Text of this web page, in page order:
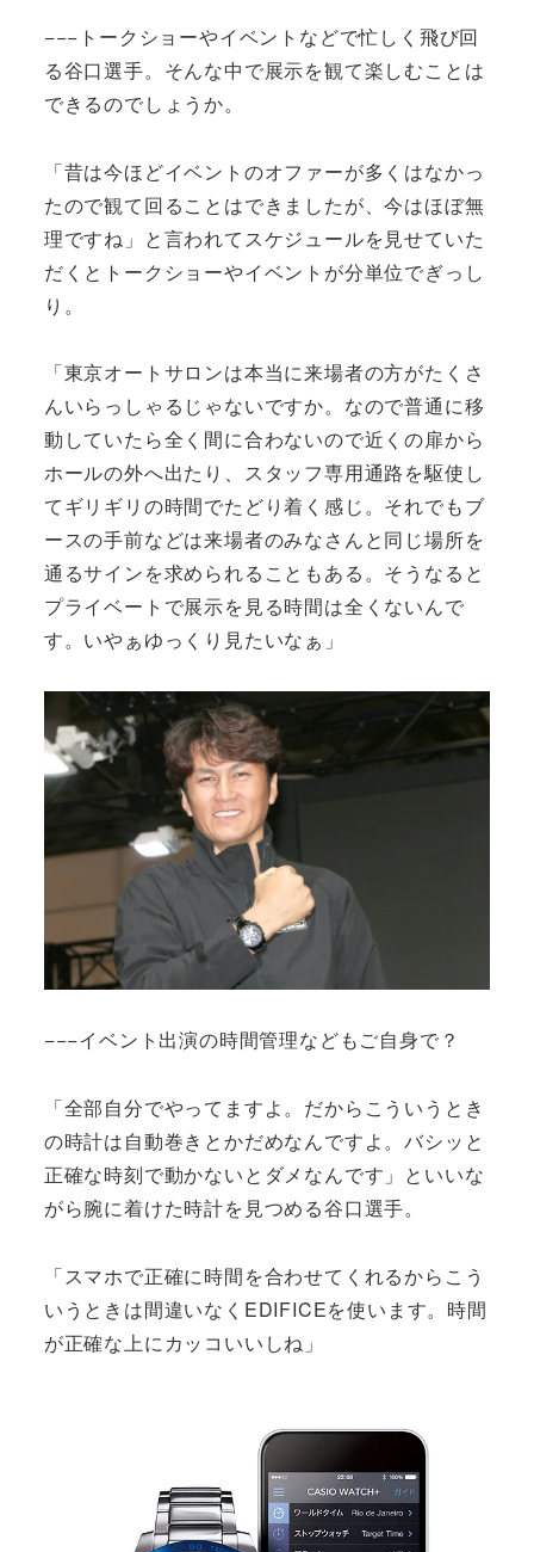
−−−トークショーやイベントなどで忙しく飛び回
る谷口選手。そんな中で展示を観て楽しむことは
できるのでしょうか。
「昔は今ほどイベントのオファーが多くはなかっ
たので観て回ることはできましたが、今はほぼ無
理ですね」と言われてスケジュールを見せていた
だくとトークショーやイベントが分単位でぎっし
り。
「東京オートサロンは本当に来場者の方がたくさ
んいらっしゃるじゃないですか。なので普通に移
動していたら全く間に合わないので近くの扉から
ホールの外へ出たり、スタッフ専用通路を駆使し
てギリギリの時間でたどり着く感じ。それでもブ
ースの手前などは来場者のみなさんと同じ場所を
通るサインを求められることもある。そうなると
プライベートで展示を見る時間は全くないんで
す。いやぁゆっくり見たいなぁ」
−−−イベント出演の時間管理などもご自身で？
「全部自分でやってますよ。だからこういうとき
の時計は自動巻きとかだめなんですよ。バシッと
正確な時刻で動かないとダメなんです」といいな
がら腕に着けた時計を見つめる谷口選手。
「スマホで正確に時間を合わせてくれるからこう
いうときは間違いなくEDIFICEを使います。時間
が正確な上にカッコいいしね」